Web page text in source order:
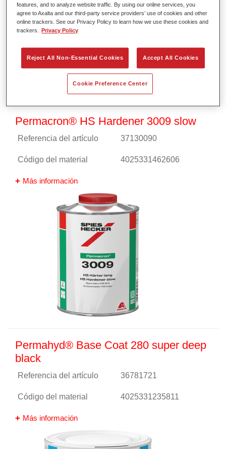
Permacron® HS Hardener 3009 slow
Referencia del artículo 37130090
Código del material 4025331462606
Más información
Permahyd® Base Coat 280 super deep
black
Referencia del artículo 36781721
Código del material 4025331235811
Más información
features, and to analyze website traffic. By using our online services, you
agree to Axalta and our third-party service providers’ use of cookies and other
online trackers. See our Privacy Policy to learn how we use these cookies and
trackers.
Privacy Policy
Reject All Non-Essential Cookies Accept All Cookies
Cookie Preference Center